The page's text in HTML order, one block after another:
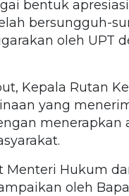
bentuk
bersungguh-
oleh UPT
Kepala Rutan
yang
Hukum
oleh